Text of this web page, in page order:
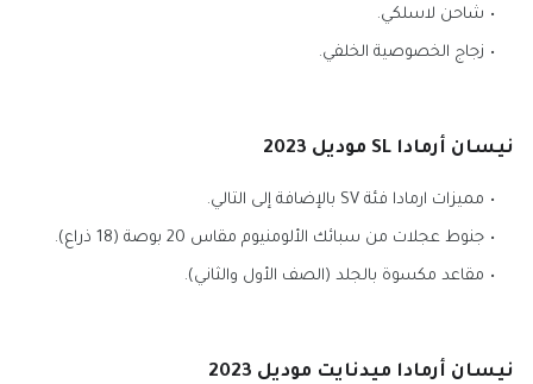
شاحن لاسلكي.
زجاج الخصوصية الخلفي.
نيسان أرمادا SL موديل 2023
مميزات ارمادا فئة SV بالإضافة إلى التالي.
جنوط عجلات من سبائك الألومنيوم مقاس 20 بوصة (18 ذراع).
مقاعد مكسوة بالجلد (الصف الأول والثاني).
نيسان أرمادا ميدنايت موديل 2023